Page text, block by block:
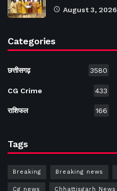
August 3, 2026
Categories
छत्तीसगढ़ 3580
CG Crime 433
राशिफल 166
Tags
Breaking Breaking news
Cg news Chhattisgarh News